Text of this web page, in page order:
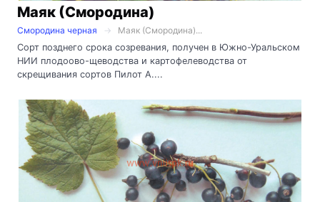
Маяк (Смородина)
Смородина черная
Маяк (Смородина)...
Сорт позднего срока созревания, получен в Южно-Уральском
НИИ плодоово-щеводства и картофелеводства от
скрещивания сортов Пилот А....